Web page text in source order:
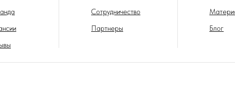
Сотрудничество
Партнеры
Блог